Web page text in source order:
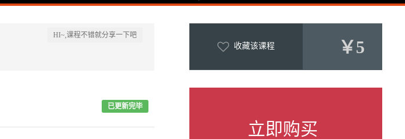
HI~,课程不错就分享一下吧
已更新完毕
收藏该课程 ￥5
立即购买